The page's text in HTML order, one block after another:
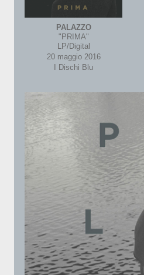
PALAZZO
"PRIMA"
LP/Digital
20 maggio 2016
I Dischi Blu